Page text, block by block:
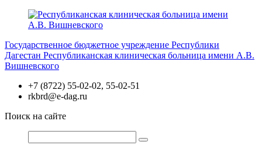
Перейти
Государственное бюджетное учреждение Республики
Дагестан Республиканская клиническая больница имени А.В.
Вишневского
+7 (8722) 55-02-02, 55-02-51
rkbrd@e-dag.ru
Поиск на сайте